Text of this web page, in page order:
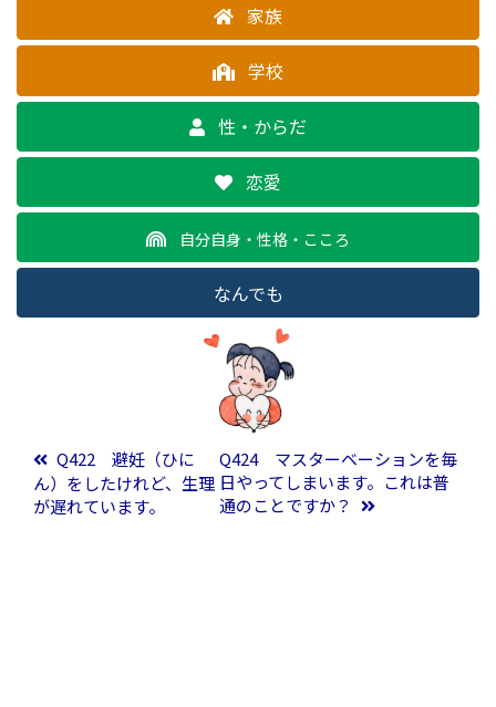
家族
学校
性・からだ
恋愛
自分自身・性格・こころ
なんでも
投稿ナビゲーション
Q422 避妊（ひに
ん）をしたけれど、生理
が遅れています。
Q424 マスターベーションを毎
日やってしまいます。これは普
通のことですか？